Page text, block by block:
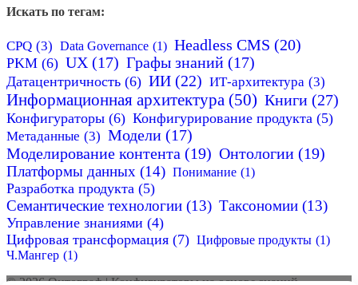
Искать по тегам:
CPQ (3) Data Governance (1) Headless CMS (20)
PKM (6) UX (17) Графы знаний (17)
Датацентричность (6) ИИ (22) ИТ-архитектура (3)
Информационная архитектура (50) Книги (27)
Конфигураторы (6) Конфигурирование продукта (5)
Метаданные (3) Модели (17)
Моделирование контента (19) Онтологии (19)
Платформы данных (14) Понимание (1)
Разработка продукта (5)
Семантические технологии (13) Таксономии (13)
Управление знаниями (4)
Цифровая трансформация (7) Цифровые продукты (1)
Ч.Мангер (1)